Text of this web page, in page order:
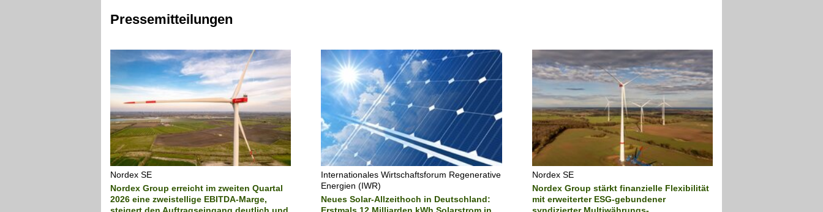
Pressemitteilungen
Nordex SE
Nordex Group erreicht im zweiten Quartal
2026 eine zweistellige EBITDA-Marge,
Internationales Wirtschaftsforum Regenerative
Energien (IWR)
Neues Solar-Allzeithoch in Deutschland:
Nordex SE
Nordex Group stärkt finanzielle Flexibilität
mit erweiterter ESG-gebundener